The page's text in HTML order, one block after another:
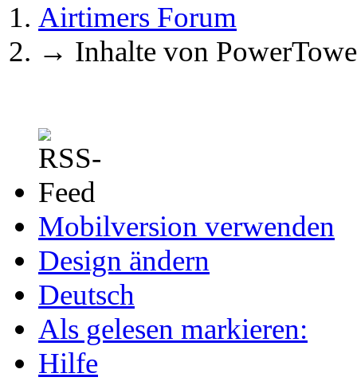
Airtimers Forum
→ Inhalte von
Mobilversion verwenden
Design ändern
Deutsch
Als gelesen markieren:
Hilfe